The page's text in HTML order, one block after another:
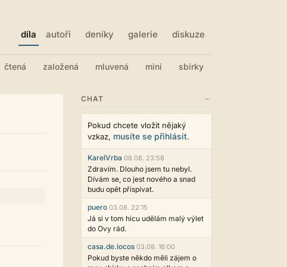
díla autoři deníky galerie diskuze
čtená založená mluvená mini sbírky
CHAT −
Pokud chcete vložit nějaký
vzkaz, musíte se přihlásit.
KarelVrba 08.08. 23:58
Zdravím. Dlouho jsem tu nebyl.
Dívám se, co jest nového a snad
budu opět přispívat.
puero 03.08. 22:15
Já si v tom hicu udělám malý výlet
do Ovy rád.
casa.de.locos 03.08. 16:00
Pokud byste někdo měli zájem o